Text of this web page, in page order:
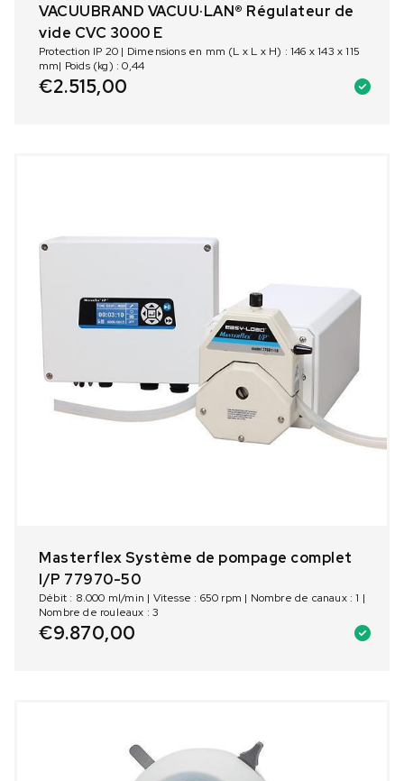
VACUUBRAND VACUU·LAN® Régulateur de
vide CVC 3000 E
Protection IP 20 | Dimensions en mm (L x L x H) : 146 x 143 x 115
mm| Poids (kg) : 0,44
€2.515,00
Masterflex Système de pompage complet
I/P 77970-50
Débit : 8.000 ml/min | Vitesse : 650 rpm | Nombre de canaux : 1 |
Nombre de rouleaux : 3
€9.870,00